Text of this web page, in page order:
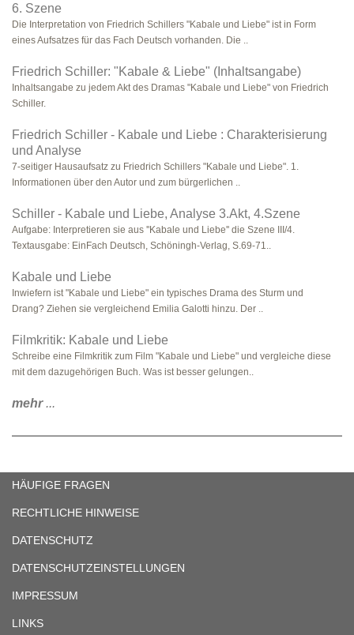
6. Szene
Die Interpretation von Friedrich Schillers "Kabale und Liebe" ist in Form
eines Aufsatzes für das Fach Deutsch vorhanden. Die ..
Friedrich Schiller: "Kabale & Liebe" (Inhaltsangabe)
Inhaltsangabe zu jedem Akt des Dramas "Kabale und Liebe" von Friedrich
Schiller.
Friedrich Schiller - Kabale und Liebe : Charakterisierung
und Analyse
7-seitiger Hausaufsatz zu Friedrich Schillers "Kabale und Liebe". 1.
Informationen über den Autor und zum bürgerlichen ..
Schiller - Kabale und Liebe, Analyse 3.Akt, 4.Szene
Aufgabe: Interpretieren sie aus ''Kabale und Liebe'' die Szene III/4.
Textausgabe: EinFach Deutsch, Schöningh-Verlag, S.69-71..
Kabale und Liebe
Inwiefern ist "Kabale und Liebe" ein typisches Drama des Sturm und
Drang? Ziehen sie vergleichend Emilia Galotti hinzu. Der ..
Filmkritik: Kabale und Liebe
Schreibe eine Filmkritik zum Film "Kabale und Liebe" und vergleiche diese
mit dem dazugehörigen Buch. Was ist besser gelungen..
mehr...
HÄUFIGE FRAGEN
RECHTLICHE HINWEISE
DATENSCHUTZ
DATENSCHUTZEINSTELLUNGEN
IMPRESSUM
LINKS